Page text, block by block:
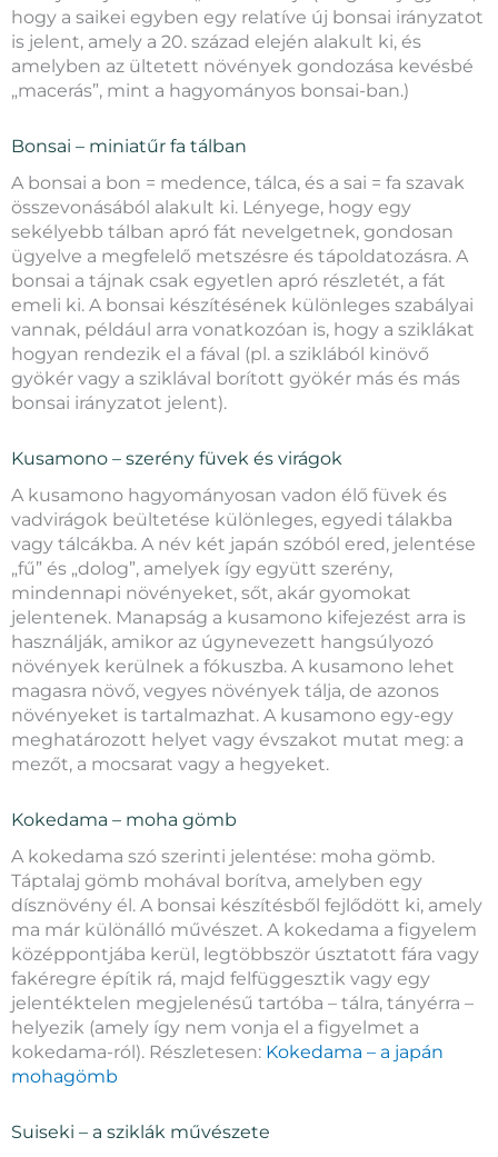
hogy a saikei egyben egy relatíve új bonsai irányzatot
is jelent, amely a 20. század elején alakult ki, és
amelyben az ültetett növények gondozása kevésbé
„macerás”, mint a hagyományos bonsai-ban.)
Bonsai – miniatűr fa tálban
A bonsai a bon = medence, tálca, és a sai = fa szavak
összevonásából alakult ki. Lényege, hogy egy
sekélyebb tálban apró fát nevelgetnek, gondosan
ügyelve a megfelelő metszésre és tápoldatozásra. A
bonsai a tájnak csak egyetlen apró részletét, a fát
emeli ki. A bonsai készítésének különleges szabályai
vannak, például arra vonatkozóan is, hogy a sziklákat
hogyan rendezik el a fával (pl. a sziklából kinövő
gyökér vagy a sziklával borított gyökér más és más
bonsai irányzatot jelent).
Kusamono – szerény füvek és virágok
A kusamono hagyományosan vadon élő füvek és
vadvirágok beültetése különleges, egyedi tálakba
vagy tálcákba. A név két japán szóból ered, jelentése
„fű” és „dolog”, amelyek így együtt szerény,
mindennapi növényeket, sőt, akár gyomokat
jelentenek. Manapság a kusamono kifejezést arra is
használják, amikor az úgynevezett hangsúlyozó
növények kerülnek a fókuszba. A kusamono lehet
magasra növő, vegyes növények tálja, de azonos
növényeket is tartalmazhat. A kusamono egy-egy
meghatározott helyet vagy évszakot mutat meg: a
mezőt, a mocsarat vagy a hegyeket.
Kokedama – moha gömb
A kokedama szó szerinti jelentése: moha gömb.
Táptalaj gömb mohával borítva, amelyben egy
dísznövény él. A bonsai készítésből fejlődött ki, amely
ma már különálló művészet. A kokedama a figyelem
középpontjába kerül, legtöbbször úsztatott fára vagy
fakéregre építik rá, majd felfüggesztik vagy egy
jelentéktelen megjelenésű tartóba – tálra, tányérra –
helyezik (amely így nem vonja el a figyelmet a
kokedama-ról). Részletesen: Kokedama – a japán
mohagömb
Suiseki – a sziklák művészete